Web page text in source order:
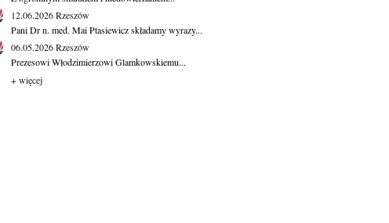
12.06.2026Rzeszów
Pani Dr n. med. Mai Ptasiewicz składamy wyrazy...
06.05.2026Rzeszów
Prezesowi Włodzimierzowi Glamkowskiemu...
+ więcej